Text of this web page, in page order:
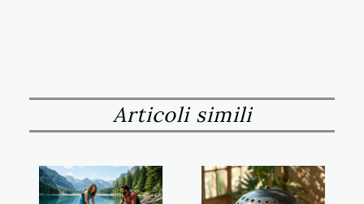
Articoli simili